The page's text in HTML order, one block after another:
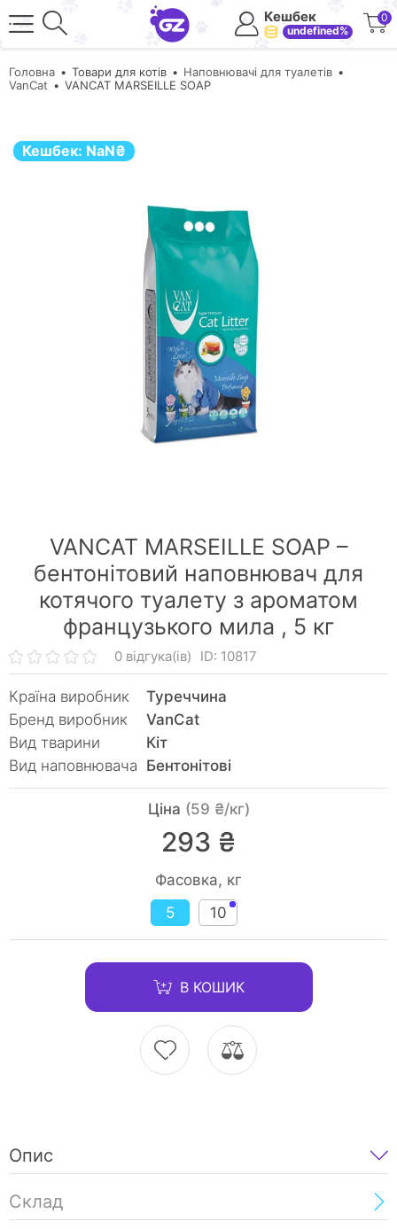
Кешбек
undefined%
0
Головна Товари для котів
Наповнювачі для туалетів
VanCat
VANCAT MARSEILLE SOAP
Кешбек: NaN₴
VANCAT MARSEILLE SOAP –
бентонітовий наповнювач для
котячого туалету з ароматом
французького мила , 5 кг
0 відгука(ів) ID: 10817
Країна виробник
Туреччина
Бренд виробник
VanCat
Вид тварини
Кiт
Вид наповнювача Бентонітові
Ціна (59 ₴/кг)
293 ₴
Фасовка, кг
5
10
В КОШИК
Опис
Склад